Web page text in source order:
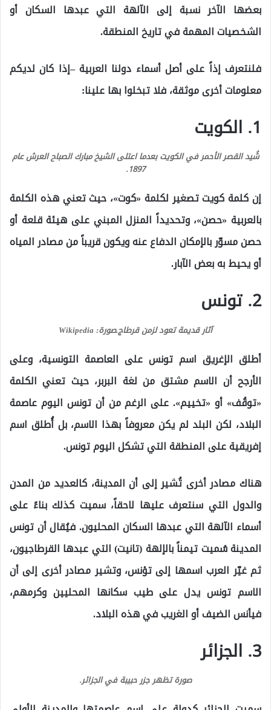
بعضها الآخر نسبة إلى الآلهة التي عبدها السكان أو
الشخصيات المهمة في تاريخ المنطقة.
فلنتعرف إذاً على أصل أسماء دولنا العربية –إذا كان لديكم
معلومات أخرى موثقة، فلا تبخلوا بها علينا:
1. الكويت
شُيد القصر الأحمر في الكويت بعدما اعتلى الشيخ مبارك الصباح العرش عام
1897.
إن كلمة كويت تصغير لكلمة «كوت»، حيث تعني هذه الكلمة
بالعربية «حصن»، وتحديداً المنزل المبني على هيئة قلعة أو
حصن مسوّر بالإمكان الدفاع عنه ويكون قريباً من مصادر المياه
أو يحيط به بعض الآبار.
2. تونس
آثار قديمة تعود لزمن قرطاج.صورة: Wikipedia
أطلق الإغريق اسم تونس على العاصمة التونسية، وعلى
الأرجح أن الاسم مشتق من لغة البربر، حيث تعني الكلمة
«توقُف» أو «تخييم». على الرغم من أن تونس اليوم عاصمة
البلاد، لكن البلد لم يكن معروفاً بهذا الاسم، بل أُطلق اسم
إفريقية على المنطقة التي تشكل اليوم تونس.
هناك مصادر أخرى تُشير إلى أن المدينة، كالعديد من المدن
والدول التي سنتعرف عليها لاحقاً، سميت كذلك بناءً على
أسماء الآلهة التي عبدها السكان المحليون. فيُقال أن تونس
المدينة سُميت تيمناً بالإلهة (تانيت) التي عبدها القرطاجيون،
ثم غيّر العرب اسمها إلى تؤنس، وتشير مصادر أخرى إلى أن
الاسم تونس يدل على طيب سكانها المحليين وكرمهم،
فيأنس الضيف أو الغريب في هذه البلاد.
3. الجزائر
صورة تظهر جزر حبيبة في الجزائر.